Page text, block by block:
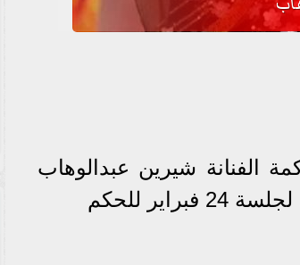
الفنانة شيرين عبدالوهاب
24 فبراير للحكم